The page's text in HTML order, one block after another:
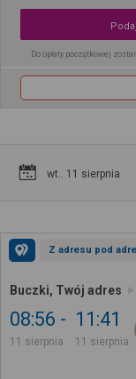
Do opłaty początkowej
wt.. 11 sierpnia
Z adresu pod
Buczki, Twój adres
08:56
11 sierpnia
11:41
11 sierpnia